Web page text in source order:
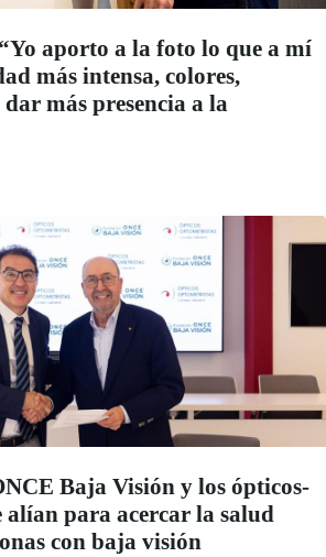
aporto a la foto lo que a mí
más intensa, colores,
más presencia a la
Baja Visión y los ópticos-
alían para acercar la salud
con baja visión